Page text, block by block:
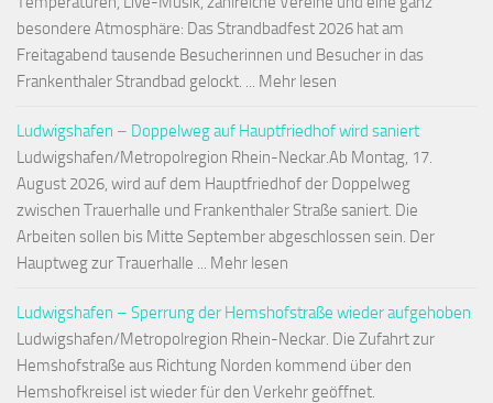
besondere Atmosphäre: Das Strandbadfest 2026 hat am
Freitagabend tausende Besucherinnen und Besucher in das
Frankenthaler Strandbad gelockt. ... Mehr lesen
Ludwigshafen – Doppelweg auf Hauptfriedhof wird saniert
Ludwigshafen/Metropolregion Rhein-Neckar.Ab Montag, 17.
August 2026, wird auf dem Hauptfriedhof der Doppelweg
zwischen Trauerhalle und Frankenthaler Straße saniert. Die
Arbeiten sollen bis Mitte September abgeschlossen sein. Der
Hauptweg zur Trauerhalle ... Mehr lesen
Ludwigshafen – Sperrung der Hemshofstraße wieder aufgehoben
Ludwigshafen/Metropolregion Rhein-Neckar. Die Zufahrt zur
Hemshofstraße aus Richtung Norden kommend über den
Hemshofkreisel ist wieder für den Verkehr geöffnet.